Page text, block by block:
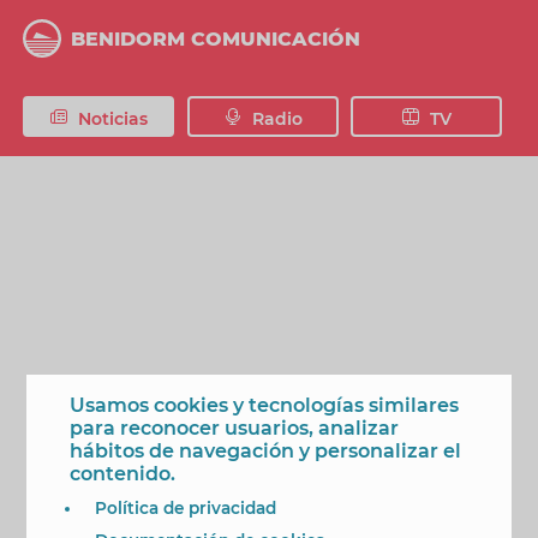
contenido
BENIDORM COMUNICACIÓN
Noticias Radio TV
Usamos cookies y tecnologías similares
para reconocer usuarios, analizar
hábitos de navegación y personalizar el
contenido.
Política de privacidad